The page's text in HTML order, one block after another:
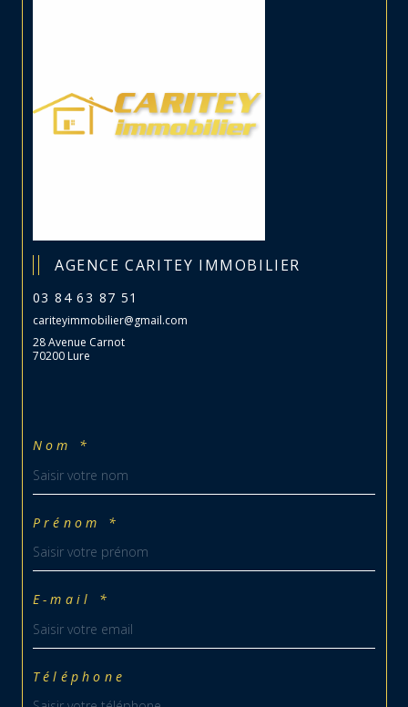
AGENCE CARITEY IMMOBILIER
03 84 63 87 51
cariteyimmobilier@gmail.com
28 Avenue Carnot
70200 Lure
Nom *
Prénom *
E-mail *
Téléphone